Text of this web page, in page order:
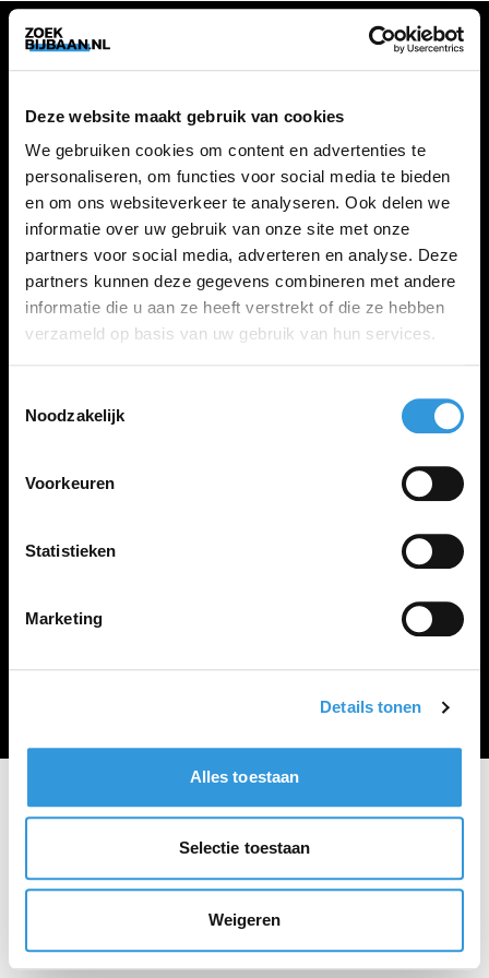
Deze website maakt gebruik van cookies
We gebruiken cookies om content en advertenties te
personaliseren, om functies voor social media te bieden
en om ons websiteverkeer te analyseren. Ook delen we
informatie over uw gebruik van onze site met onze
partners voor social media, adverteren en analyse. Deze
partners kunnen deze gegevens combineren met andere
informatie die u aan ze heeft verstrekt of die ze hebben
verzameld op basis van uw gebruik van hun services.
Noodzakelijk
Voorkeuren
Statistieken
Marketing
Details tonen
Alles toestaan
Selectie toestaan
Weigeren
ZOEKBIJBAAN
FAQ
Kennis maken met MELON
VACATURES
Alle vacatures